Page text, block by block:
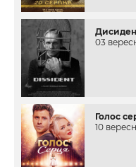
03
Голос
10